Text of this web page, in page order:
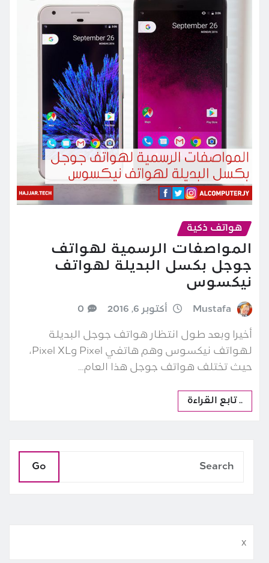
هواتف ذكية
المواصفات الرسمية لهواتف
جوجل بكسل البديلة لهواتف
نيكسوس
Mustafa أكتوبر 6, 2016 0
أخيرا وبعد طول انتظار هواتف جوجل البديلة
لهواتف نيكسوس وهم هاتفي Pixel وPixel XL،
حيث تختلف هواتف جوجل هذا العام…
.. تابع القراءة
Go
x